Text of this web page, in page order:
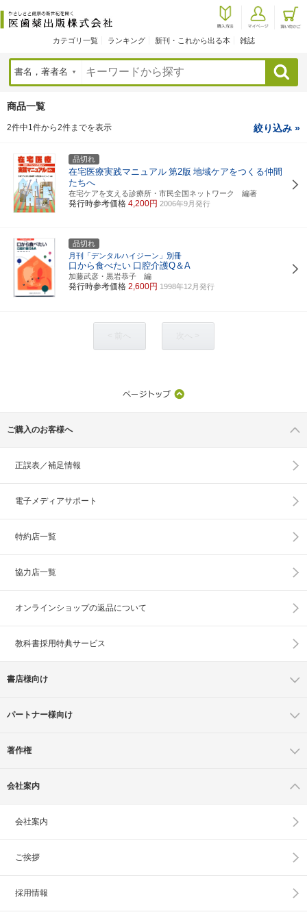
カテゴリ一覧 ランキング 新刊・これから出る本 雑誌
検索
商品一覧
2件中1件から2件までを表示 絞り込み »
品切れ
在宅医療実践マニュアル 第2版 地域ケアをつくる仲間
たちへ
在宅ケアを支える診療所・市民全国ネットワーク 編著
発行時参考価格 4,200円 2006年9月発行
品切れ
月刊「デンタルハイジーン」別冊
口から食べたい 口腔介護Q＆A
加藤武彦・黒岩恭子 編
発行時参考価格 2,600円 1998年12月発行
ご購入のお客様へ
正誤表／補足情報
電子メディアサポート
特約店一覧
協力店一覧
オンラインショップの返品について
教科書採用特典サービス
書店様向け
パートナー様向け
著作権
会社案内
会社案内
ご挨拶
採用情報